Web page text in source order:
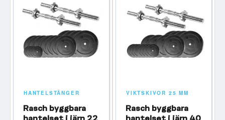
HANTELSTÄNGER
Rasch byggbara
VIKTSKIVOR 25 MM
Rasch byggbara